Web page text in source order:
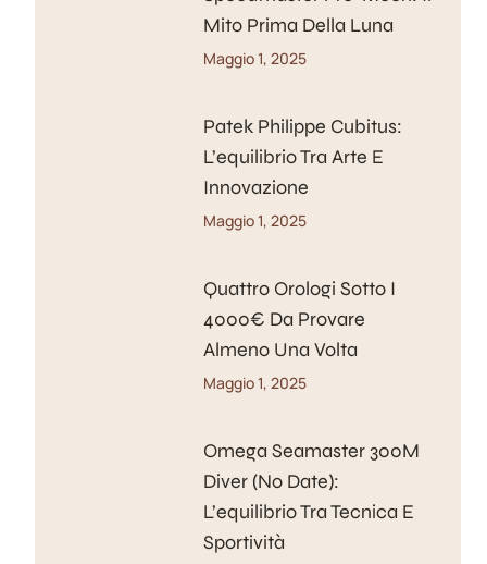
Mito Prima Della Luna
Maggio 1, 2025
Patek Philippe Cubitus:
L’equilibrio Tra Arte E
Innovazione
Maggio 1, 2025
Quattro Orologi Sotto I
4000€ Da Provare
Almeno Una Volta
Maggio 1, 2025
Omega Seamaster 300M
Diver (No Date):
L’equilibrio Tra Tecnica E
Sportività